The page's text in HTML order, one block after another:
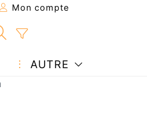
Mon compte
AUTRE